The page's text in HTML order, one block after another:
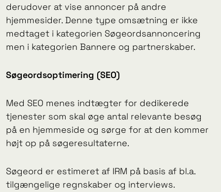
derudover at vise annoncer på andre
hjemmesider. Denne type omsætning er ikke
medtaget i kategorien Søgeordsannoncering
men i kategorien Bannere og partnerskaber.
Søgeordsoptimering (SEO)
Med SEO menes indtægter for dedikerede
tjenester som skal øge antal relevante besøg
på en hjemmeside og sørge for at den kommer
højt op på søgeresultaterne.
Søgeord er estimeret af IRM på basis af bl.a.
tilgængelige regnskaber og interviews.